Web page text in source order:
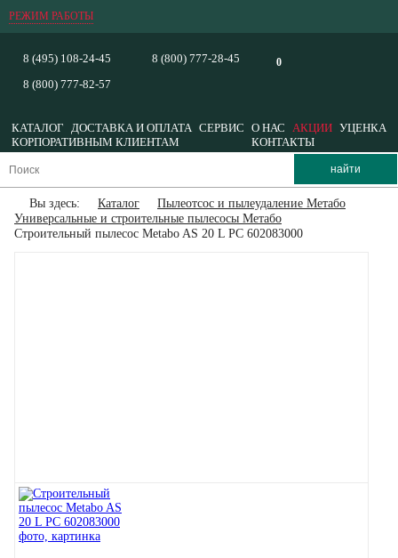
РЕЖИМ РАБОТЫ
0
8 (495) 108-24-45
8 (800) 777-82-57
8 (800) 777-28-45
КАТАЛОГ ДОСТАВКА И ОПЛАТА СЕРВИС О НАС АКЦИИ УЦЕНКА
КОРПОРАТИВНЫМ КЛИЕНТАМ
КОНТАКТЫ
Вы здесь: Каталог
Пылеотсос и пылеудаление Метабо
Универсальные и строительные пылесосы Метабо
Строительный пылесос Metabo AS 20 L PC 602083000